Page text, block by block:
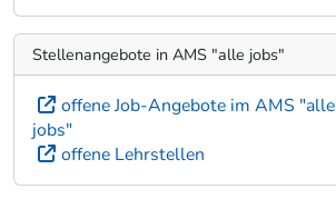
Stellenangebote in AMS "alle jobs"
offene Job-Angebote im AMS "alle
jobs"
offene Lehrstellen